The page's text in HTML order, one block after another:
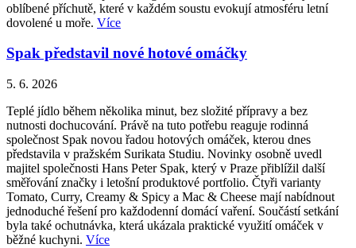
oblíbené příchutě, které v každém soustu evokují atmosféru letní
dovolené u moře. Více
Spak představil nové hotové omáčky
5. 6. 2026
Teplé jídlo během několika minut, bez složité přípravy a bez
nutnosti dochucování. Právě na tuto potřebu reaguje rodinná
společnost Spak novou řadou hotových omáček, kterou dnes
představila v pražském Surikata Studiu. Novinky osobně uvedl
majitel společnosti Hans Peter Spak, který v Praze přiblížil další
směřování značky i letošní produktové portfolio. Čtyři varianty
Tomato, Curry, Creamy & Spicy a Mac & Cheese mají nabídnout
jednoduché řešení pro každodenní domácí vaření. Součástí setkání
byla také ochutnávka, která ukázala praktické využití omáček v
běžné kuchyni. Více